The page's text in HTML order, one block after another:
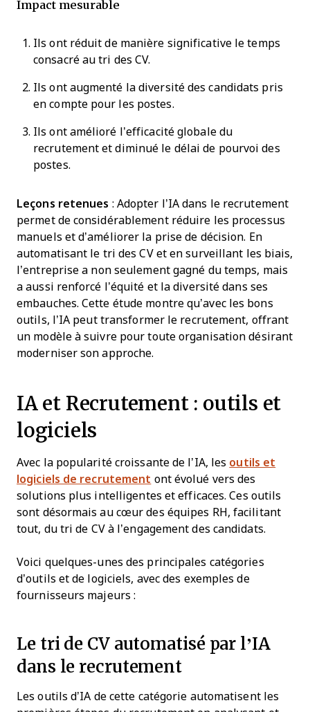
Impact mesurable
Ils ont réduit de manière significative le temps
consacré au tri des CV.
Ils ont augmenté la diversité des candidats pris
en compte pour les postes.
Ils ont amélioré l’efficacité globale du
recrutement et diminué le délai de pourvoi des
postes.
Leçons retenues : Adopter l’IA dans le recrutement
permet de considérablement réduire les processus
manuels et d’améliorer la prise de décision. En
automatisant le tri des CV et en surveillant les biais,
l’entreprise a non seulement gagné du temps, mais
a aussi renforcé l’équité et la diversité dans ses
embauches. Cette étude montre qu’avec les bons
outils, l’IA peut transformer le recrutement, offrant
un modèle à suivre pour toute organisation désirant
moderniser son approche.
IA et Recrutement : outils et
logiciels
Avec la popularité croissante de l’IA, les outils et
logiciels de recrutement ont évolué vers des
solutions plus intelligentes et efficaces. Ces outils
sont désormais au cœur des équipes RH, facilitant
tout, du tri de CV à l’engagement des candidats.
Voici quelques-unes des principales catégories
d’outils et de logiciels, avec des exemples de
fournisseurs majeurs :
Le tri de CV automatisé par l’IA
dans le recrutement
Les outils d’IA de cette catégorie automatisent les